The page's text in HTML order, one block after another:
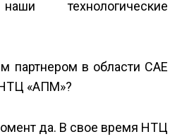
технологические
партнером в области CAE
«АПМ»?
да. В свое время НТЦ